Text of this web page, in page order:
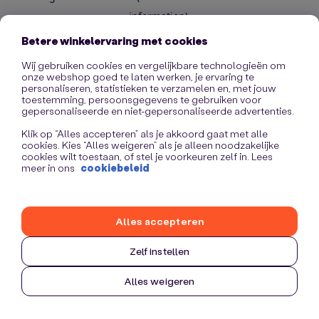
information).
Betere winkelervaring met cookies
Wij gebruiken cookies en vergelijkbare technologieën om
onze webshop goed te laten werken, je ervaring te
personaliseren, statistieken te verzamelen en, met jouw
toestemming, persoonsgegevens te gebruiken voor
gepersonaliseerde en niet-gepersonaliseerde advertenties.
Klik op “Alles accepteren” als je akkoord gaat met alle
cookies. Kies “Alles weigeren” als je alleen noodzakelijke
cookies wilt toestaan, of stel je voorkeuren zelf in. Lees
meer in ons cookiebeleid
Zelf instellen
Alles weigeren
Alles accepteren